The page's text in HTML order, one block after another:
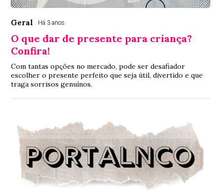
Geral Há 3 anos
O que dar de presente para criança?
Confira!
Com tantas opções no mercado, pode ser desafiador
escolher o presente perfeito que seja útil, divertido e que
traga sorrisos genuínos.